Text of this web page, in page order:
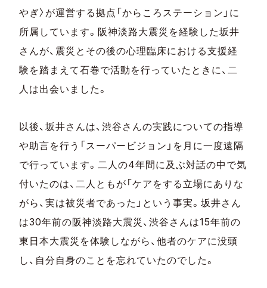
やぎ〉が運営する拠点「からころステーション」に
所属しています。阪神淡路大震災を経験した坂井
さんが、震災とその後の心理臨床における支援経
験を踏まえて石巻で活動を行っていたときに、二
人は出会いました。
以後、坂井さんは、渋谷さんの実践についての指導
や助言を行う「スーパービジョン」を月に一度遠隔
で行っています。二人の4年間に及ぶ対話の中で気
付いたのは、二人ともが「ケアをする立場にありな
がら、実は被災者であった」という事実。坂井さん
は30年前の阪神淡路大震災、渋谷さんは15年前の
東日本大震災を体験しながら、他者のケアに没頭
し、自分自身のことを忘れていたのでした。